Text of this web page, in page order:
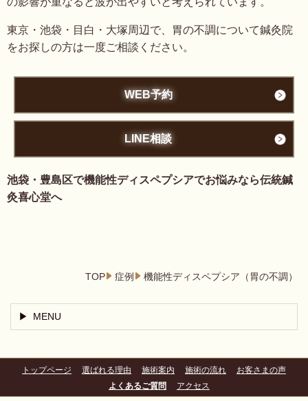
東京・池袋・目白・大塚周辺で、胃の不調について鍼灸院
をお探しの方は一度ご相談ください。
WEB予約
LINE相談
池袋・豊島区で機能性ディスペプシアでお悩みなら伝統鍼
灸喜心堂へ
TOP 症例 機能性ディスペプシア（胃の不調）
MENU
トップページ 選ばれる理由 施術案内 施術の流れ
お客さまの声
よくあるご質問
アクセス